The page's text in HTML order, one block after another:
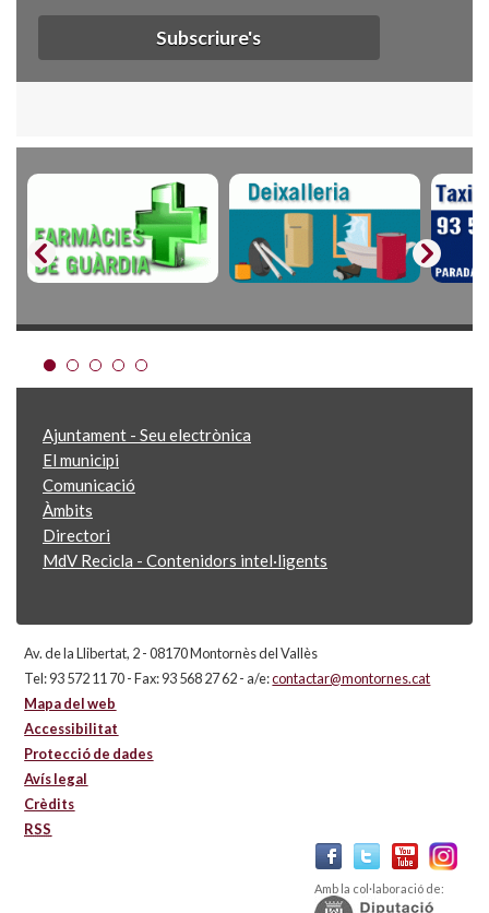
Subscriure's
Ajuntament - Seu electrònica
El municipi
Comunicació
Àmbits
Directori
MdV Recicla - Contenidors intel·ligents
Av. de la Llibertat, 2 - 08170 Montornès del Vallès
Tel: 93 572 11 70 - Fax: 93 568 27 62 - a/e:contactar@montornes.cat
Mapa del web
Accessibilitat
Protecció de dades
Avís legal
Crèdits
RSS
Amb la col·laboració de: